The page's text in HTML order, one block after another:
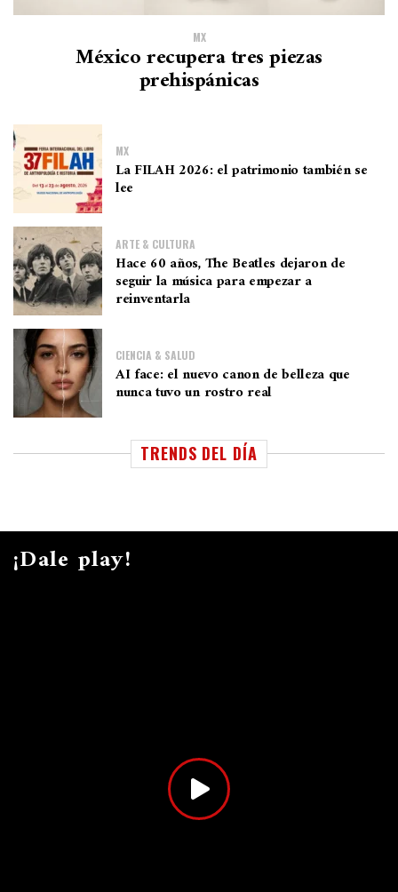
MX
México recupera tres piezas
prehispánicas
MX
La FILAH 2026: el patrimonio también se
lee
ARTE & CULTURA
Hace 60 años, The Beatles dejaron de
seguir la música para empezar a
reinventarla
CIENCIA & SALUD
AI face: el nuevo canon de belleza que
nunca tuvo un rostro real
TRENDS DEL DÍA
¡Dale play!